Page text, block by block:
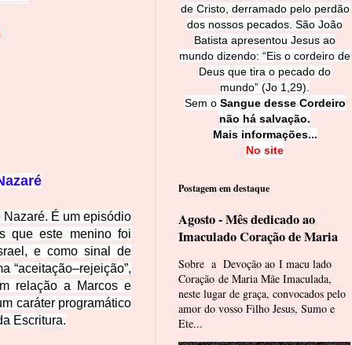
É um episódio
que este menino foi
e como sinal de
“aceitação–rejeição”,
relação a Marcos e
caráter programático
Escritura.
de Cristo, derramado pelo perdão
dos nossos pecados. São João
Batista apresentou Jesus ao
mundo dizendo: “Eis o cordeiro de
Deus que tira o pecado do
mundo” (Jo 1,29).
Sem o Sangue desse Cordeiro
não há salvação.
Mais informações...
No site
Postagem em destaque
Agosto - Mês dedicado ao
Imaculado Coração de Maria
Sobre a Devoção ao I macu lado
Coração de Maria Mãe Imaculada,
neste lugar de graça, convocados pelo
amor do vosso Filho Jesus, Sumo e
Ete...